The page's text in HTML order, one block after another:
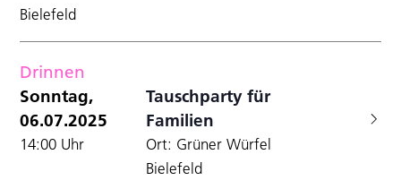
Bielefeld
Drinnen
Sonntag,
06.07.2025
Tauschparty für
Familien
14:00 Uhr
Ort: Grüner Würfel
Bielefeld